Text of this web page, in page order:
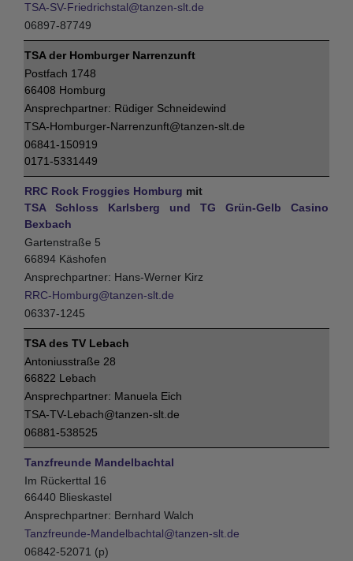
TSA-SV-Friedrichstal@tanzen-slt.de
06897-87749
TSA der Homburger Narrenzunft
Postfach 1748
66408 Homburg
Rüdiger Schneidewind
TSA-Homburger-Narrenzunft@tanzen-slt.de
06841-150919
0171-5331449
RRC Rock Froggies Homburg mit
TSA Schloss Karlsberg und TG Grün-Gelb Casino
Bexbach
Gartenstraße 5
66894 Käshofen
Hans-Werner Kirz
RRC-Homburg@tanzen-slt.de
06337-1245
TSA des TV Lebach
Antoniusstraße 28
66822 Lebach
Manuela Eich
TSA-TV-Lebach@tanzen-slt.de
06881-538525
Tanzfreunde Mandelbachtal
Im Rückerttal 16
66440 Blieskastel
Bernhard Walch
Tanzfreunde-Mandelbachtal@tanzen-slt.de
06842-52071 (p)